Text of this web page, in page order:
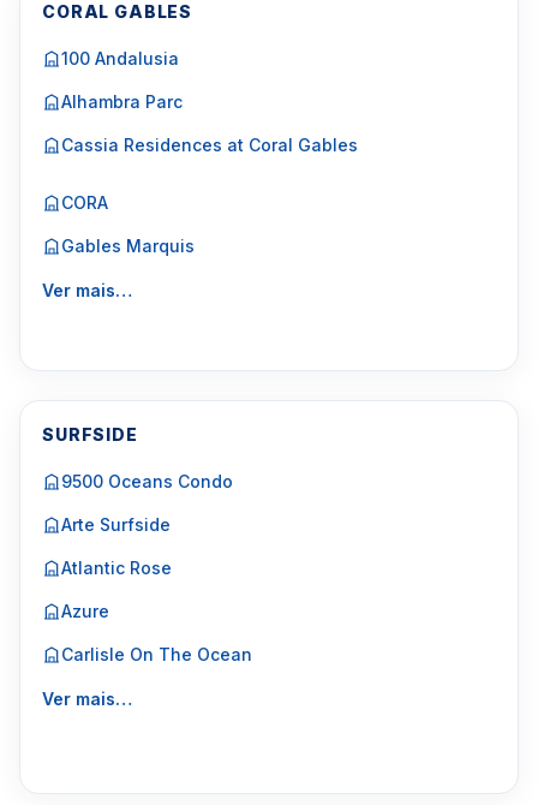
CORAL GABLES
100 Andalusia
Alhambra Parc
Cassia Residences at Coral Gables
CORA
Gables Marquis
Ver mais…
SURFSIDE
9500 Oceans Condo
Arte Surfside
Atlantic Rose
Azure
Carlisle On The Ocean
Ver mais…